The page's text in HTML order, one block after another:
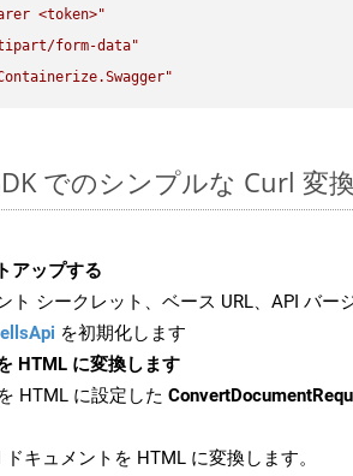
<token>"
form-data"
でのシンプルな Curl 変換
アップする
ト シークレット、ベース URL、API バー
を初期化します
HTML に変換します
HTML に設定した
キュメントを HTML に変換します。